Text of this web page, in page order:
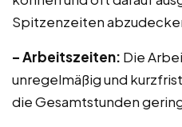
Spitzenzeiten
– Arbeitszeiten: Die
unregelmäßig und
die Gesamtstunden